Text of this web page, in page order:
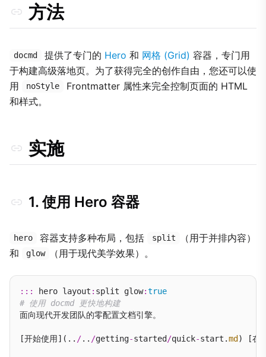
方法
docmd 提供了专门的 Hero 和 网格 (Grid) 容器，专门用
于构建高级落地页。为了获得完全的创作自由，您还可以使
用
noStyle
Frontmatter 属性来完全控制页面的 HTML
和样式。
实施
1. 使用 Hero 容器
hero 容器支持多种布局，包括 split
（用于并排内容）
和
glow （用于现代美学效果）。
::: hero layout : split glow:true
# 使用 docmd 更快地构建
面向现代开发团队的零配置文档引擎。
[开始使用](.. /.. /getting-started /quick-start.md ) [在